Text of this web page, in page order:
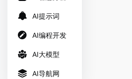
AI提示词
AI编程开发
AI大模型
AI导航网